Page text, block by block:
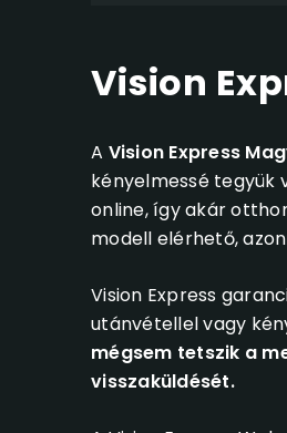
Vision
A Vision Express
kényelmessé tegyük
online, így akár
modell elérhető,
Vision Express
utánvétellel vagy
mégsem tetszik a
visszaküldését.